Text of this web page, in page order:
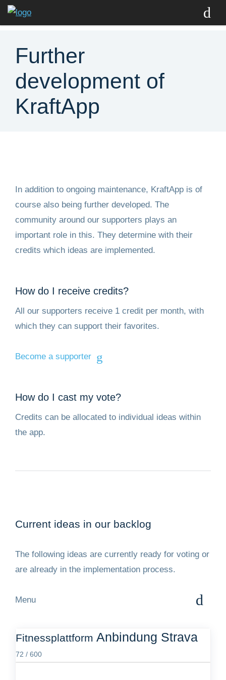
Further
development of
KraftApp
In addition to ongoing maintenance, KraftApp is of
course also being further developed. The
community around our supporters plays an
important role in this. They determine with their
credits which ideas are implemented.
How do I receive credits?
All our supporters receive 1 credit per month, with
which they can support their favorites.
Become a supporter
How do I cast my vote?
Credits can be allocated to individual ideas within
the app.
Current ideas in our backlog
The following ideas are currently ready for voting or
are already in the implementation process.
Menu
Fitnessplattform
Fitnessplattform Anbindung Strava
72 / 600